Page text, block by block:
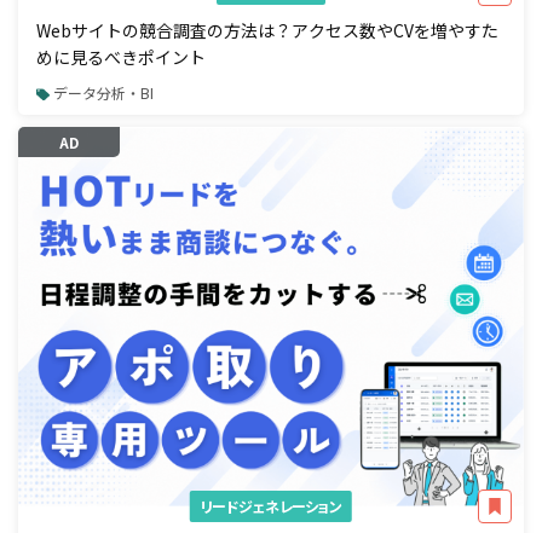
Webサイトの競合調査の方法は？アクセス数やCVを増やすた
めに見るべきポイント
データ分析・BI
AD
リードジェネレーション